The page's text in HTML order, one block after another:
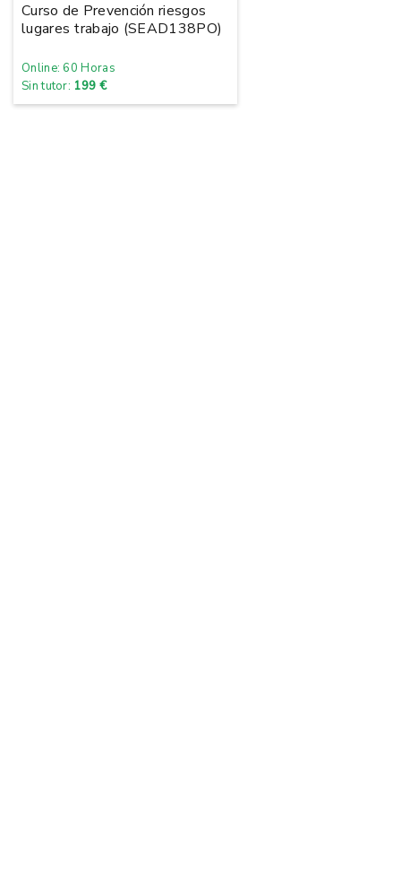
Curso de Prevención riesgos
lugares trabajo (SEAD138PO)
Online: 60 Horas
Sin tutor: 199 €